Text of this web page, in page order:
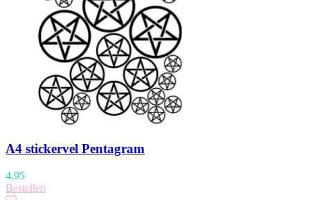
A4 stickervel Pentagram
4,95
Bestellen